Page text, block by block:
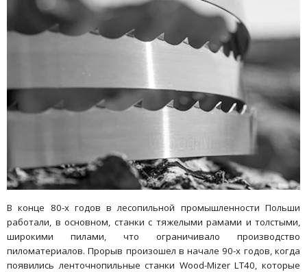
В конце 80-х годов в лесопильной промышленности Польши
работали, в основном, станки с тяжелыми рамами и толстыми,
широкими пилами, что ограничивало производство
пиломатериалов. Прорыв произошел в начале 90-х годов, когда
появились ленточнопильные станки Wood-Mizer LT40, которые